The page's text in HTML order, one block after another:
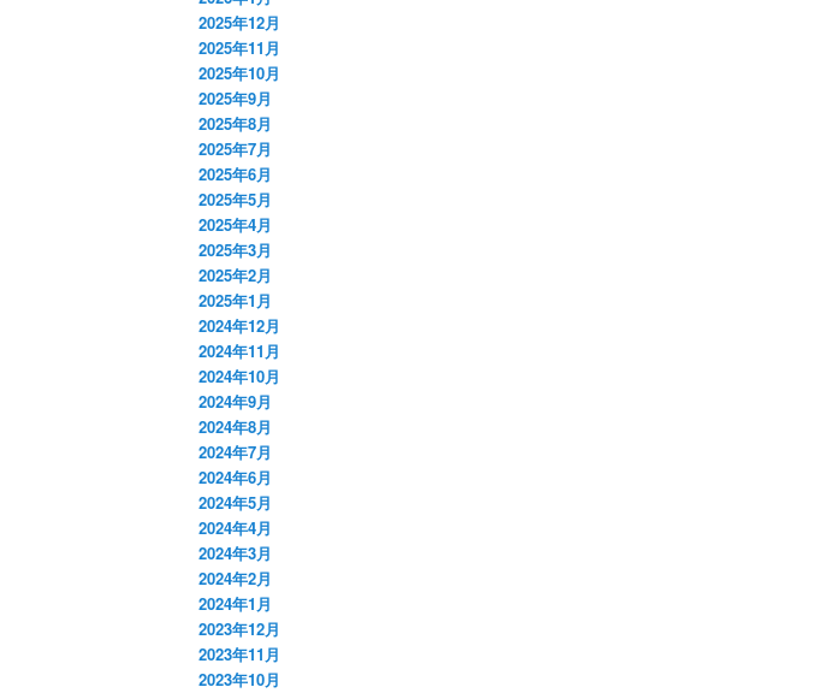
2025年12月
2025年11月
2025年10月
2025年9月
2025年8月
2025年7月
2025年6月
2025年5月
2025年4月
2025年3月
2025年2月
2025年1月
2024年12月
2024年11月
2024年10月
2024年9月
2024年8月
2024年7月
2024年6月
2024年5月
2024年4月
2024年3月
2024年2月
2024年1月
2023年12月
2023年11月
2023年10月